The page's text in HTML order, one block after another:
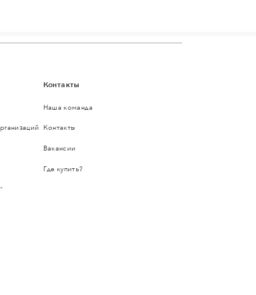
Контакты
Наша команда
Контакты
Вакансии
Где купить?